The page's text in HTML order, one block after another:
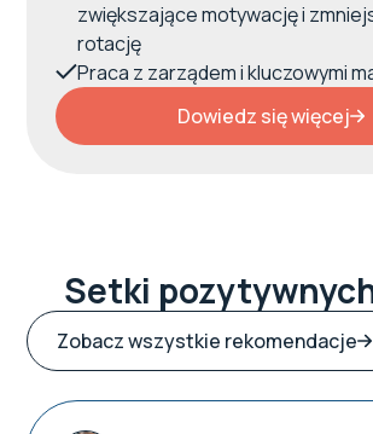
zwiększające motywację i
rotację
Praca z zarządem i kluczowymi
Dowiedz się więcej
Setki
Zobacz wszystkie rekomendacje